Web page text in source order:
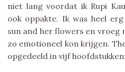
niet lang voordat ik Rupi
ook oppakte. Ik was heel
sun and her flowers en vroeg
zo emotioneel kon krijgen.
opgedeeld in vijf